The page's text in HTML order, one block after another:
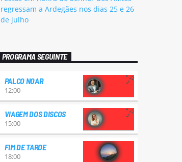
regressam a Ardegães nos dias 25 e 26
de julho
PROGRAMA SEGUINTE
PALCO NOAR
12:00
VIAGEM DOS DISCOS
15:00
FIM DE TARDE
18:00